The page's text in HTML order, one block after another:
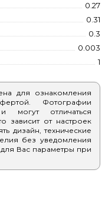
0.27
0.31
0.3
0.003
1
для ознакомления
Фотографии
могут отличаться
зависит от настроек
дизайн, технические
без уведомления
Вас параметры при